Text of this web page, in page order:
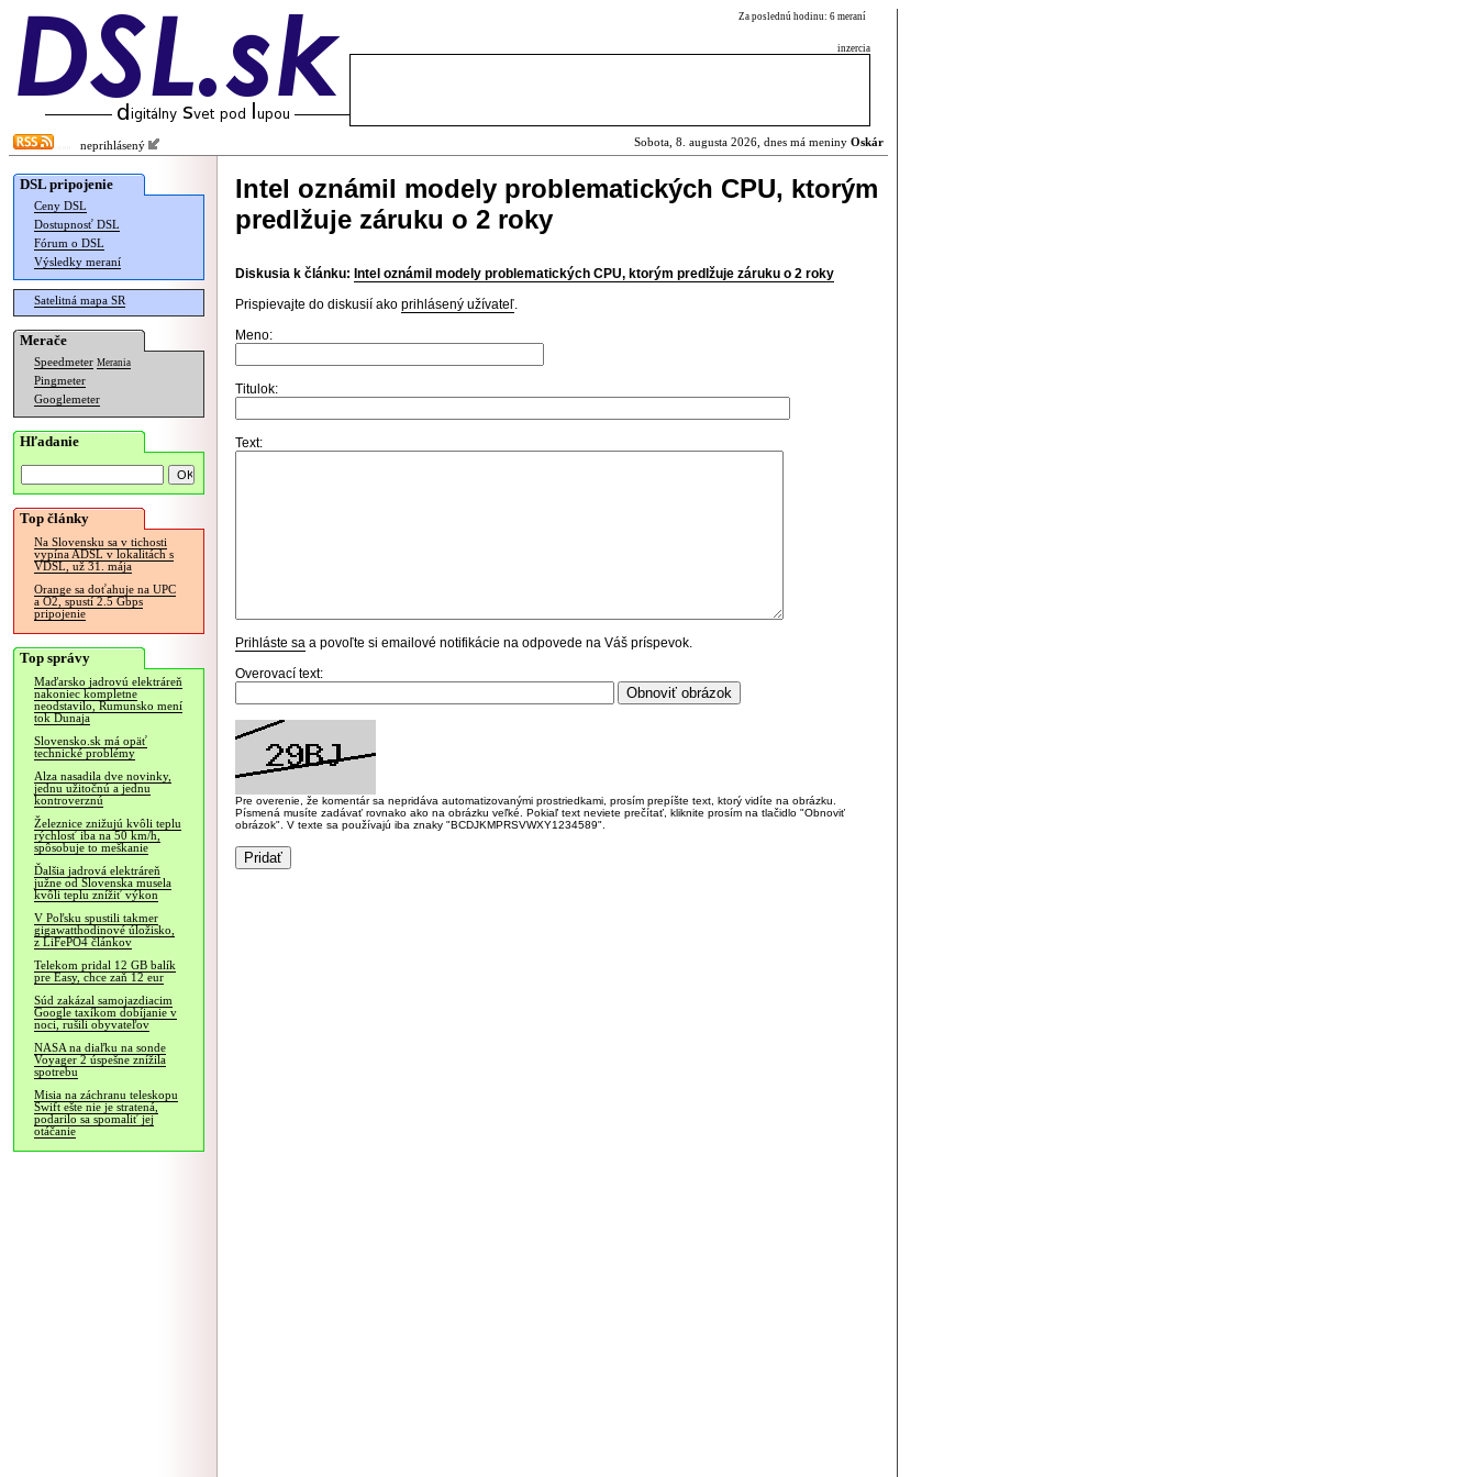
Za poslednú hodinu: 6 meraní
inzercia
neprihlásený Sobota, 8. augusta 2026, dnes má meniny Oskár
DSL pripojenie
Ceny DSL
Dostupnosť DSL
Fórum o DSL
Výsledky meraní
Satelitná mapa SR
Merače
Speedmeter Merania
Pingmeter
Googlemeter
Hľadanie
Top články
Na Slovensku sa v tichosti
vypína ADSL v lokalitách s
VDSL, už 31. mája
Orange sa doťahuje na UPC
a O2, spustí 2.5 Gbps
pripojenie
Top správy
Maďarsko jadrovú elektráreň
nakoniec kompletne
neodstavilo, Rumunsko mení
tok Dunaja
Slovensko.sk má opäť
technické problémy
Alza nasadila dve novinky,
jednu užitočnú a jednu
kontroverznú
Železnice znižujú kvôli teplu
rýchlosť iba na 50 km/h,
spôsobuje to meškanie
Ďalšia jadrová elektráreň
južne od Slovenska musela
kvôli teplu znížiť výkon
V Poľsku spustili takmer
gigawatthodinové úložisko,
z LiFePO4 článkov
Telekom pridal 12 GB balík
pre Easy, chce zaň 12 eur
Súd zakázal samojazdiacim
Google taxíkom dobíjanie v
noci, rušili obyvateľov
NASA na diaľku na sonde
Voyager 2 úspešne znížila
spotrebu
Misia na záchranu teleskopu
Swift ešte nie je stratená,
podarilo sa spomaliť jej
otáčanie
Intel oznámil modely problematických CPU, ktorým
predlžuje záruku o 2 roky
Diskusia k článku: Intel oznámil modely problematických CPU, ktorým predlžuje záruku o 2 roky
Prispievajte do diskusií ako prihlásený užívateľ.
Meno:
Titulok:
Text:
Prihláste sa a povoľte si emailové notifikácie na odpovede na Váš príspevok.
Overovací text:
Pre overenie, že komentár sa nepridáva automatizovanými prostriedkami, prosím prepíšte text, ktorý vidíte na obrázku.
Písmená musíte zadávať rovnako ako na obrázku veľké. Pokiaľ text neviete prečítať, kliknite prosím na tlačidlo "Obnoviť
obrázok". V texte sa používajú iba znaky "BCDJKMPRSVWXY1234589".